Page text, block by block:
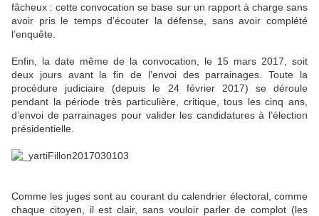
fâcheux : cette convocation se base sur un rapport à charge sans
avoir pris le temps d’écouter la défense, sans avoir complété
l’enquête.
Enfin, la date même de la convocation, le 15 mars 2017, soit
deux jours avant la fin de l’envoi des parrainages. Toute la
procédure judiciaire (depuis le 24 février 2017) se déroule
pendant la période très particulière, critique, tous les cinq ans,
d’envoi de parrainages pour valider les candidatures à l’élection
présidentielle.
Comme les juges sont au courant du calendrier électoral, comme
chaque citoyen, il est clair, sans vouloir parler de complot (les